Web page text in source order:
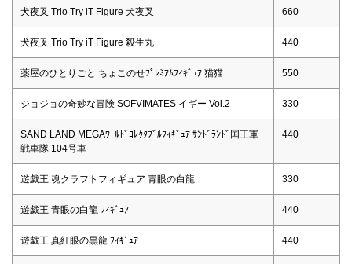
犬夜叉 Trio Try iT Figure 犬夜叉 660
犬夜叉 Trio Try iT Figure 殺生丸 440
薬屋のひとりごと ちょこのせﾌﾟﾚﾐｱﾑﾌｨｷﾞｭｱ 猫猫 550
ジョジョの奇妙な冒険 SOFVIMATES イギー Vol.2 330
SAND LAND MEGAﾜｰﾙﾄﾞｺﾚｸﾀﾌﾞﾙﾌｨｷﾞｭｱ ｻﾝﾄﾞﾗﾝﾄﾞ国王軍
戦車隊 104号車
440
遊戯王 魂クラフトフィギュア 青眼の白龍 330
遊戯王 青眼の白龍 ﾌｨｷﾞｭｱ 440
遊戯王 真紅眼の黒龍 ﾌｨｷﾞｭｱ 440